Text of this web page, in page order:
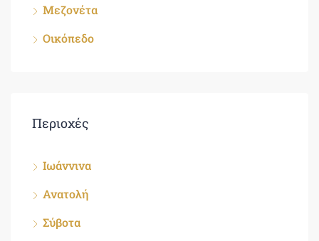
Μεζονέτα
Οικόπεδο
Περιοχές
Ιωάννινα
Ανατολή
Σύβοτα